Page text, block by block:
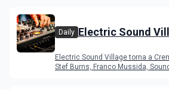
Daily Electric Sound
Young Band
Electric Sound Village torna a
Stef Burns, Franco Mussida,